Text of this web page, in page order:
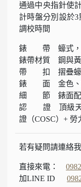
通過中央指針使
計時盤分別設於
調校時間
錶 帶 蠔式，
錶帶材質 鋼與
帶 扣 摺疊蠔式
錶 面 金色、
細 節 錶面配
認 證 頂級天文
證（COSC）+ 勞
若有疑問請連絡我
直接來電：
加LINE ID